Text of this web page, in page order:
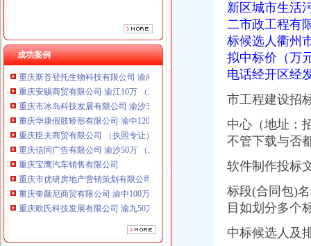
成功案例
重庆欧氏科技发展有限公司 渝九50万 （进出口权）
重庆金品科技有限公司 渝南100万 （进出口权）
重庆斯苔登托生物科技有限公司 渝南10万 （工商注册）
重庆安赐商贸有限公司 渝江10万 （工商注册）
重庆市冰岛科技发展有限公司 渝沙50万 （进出口权）
重庆华康假肢矫形有限公司 渝中120万 （增资）
重庆臣夫商贸有限公司 （执照专让）
重庆信同广告有限公司 渝沙50万 （工商注册）
重庆宝鹰汽车销售有限公司
重庆市优研房地产营销策划有限公司
重庆奎颜尼商贸有限公司 渝中100万 （工商注册）
重庆欧氏科技发展有限公司 渝九50万 （进出口权）
重庆金品科技有限公司 渝南100万 （进出口权）
重庆安赐商贸有限公司 渝江10万 （工商注册）
新区城市生活
二市政工程有
标候选人衢州
拟中标价（万
电话经开区经
市工程建设招
中心（地址：
不管下载与否
软件制作投标
标段(合同包)
目如划分多个
中标候选人及